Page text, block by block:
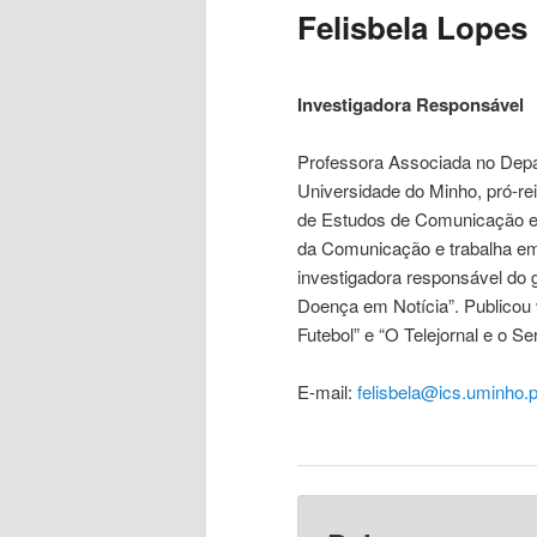
Felisbela Lopes
Investigadora Responsável
Professora Associada no
Universidade do Minho, pró-
de Estudos de Comunicação
da Comunicação e trabalha
investigadora responsável do
Doença em Notícia”. Publicou
Futebol” e “O Telejornal e o
E-mail: